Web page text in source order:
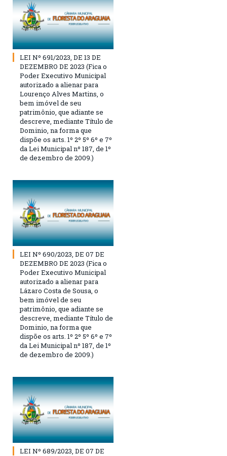
LEI Nº 691/2023, DE 13 DE
DEZEMBRO DE 2023 (Fica o
Poder Executivo Municipal
autorizado a alienar para
Lourenço Alves Martins, o
bem imóvel de seu
patrimônio, que adiante se
descreve, mediante Título de
Dominio, na forma que
dispõe os arts. 1º 2º 5º 6º e 7º
da Lei Municipal nº 187, de 1º
de dezembro de 2009.)
LEI Nº 690/2023, DE 07 DE
DEZEMBRO DE 2023 (Fica o
Poder Executivo Municipal
autorizado a alienar para
Lázaro Costa de Sousa, o
bem imóvel de seu
patrimônio, que adiante se
descreve, mediante Título de
Dominio, na forma que
dispõe os arts. 1º 2º 5º 6º e 7º
da Lei Municipal nº 187, de 1º
de dezembro de 2009.)
LEI Nº 689/2023, DE 07 DE